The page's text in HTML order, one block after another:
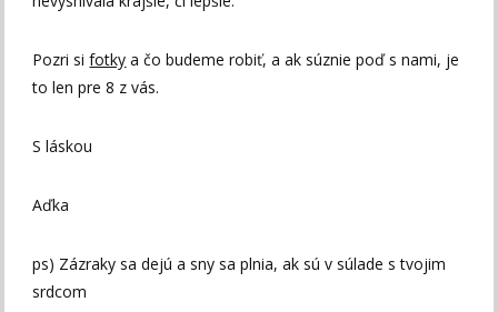
Pozri sifotky a čo budeme robiť, a ak súznie poď s nami, je
to len pre 8 z vás.
S láskou
Aďka
ps) Zázraky sa dejú a sny sa plnia, ak sú v súlade s tvojim
srdcom